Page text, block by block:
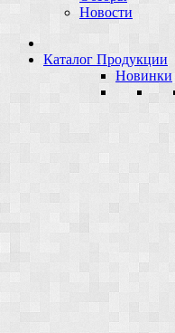
Новости
Каталог Продукции
Новинки